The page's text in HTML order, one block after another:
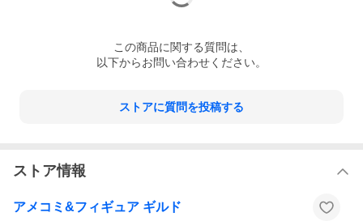
この商品に関する質問は、
以下からお問い合わせください。
ストアに質問を投稿する
ストア情報
アメコミ&フィギュア ギルド